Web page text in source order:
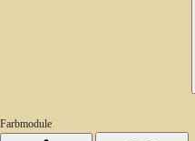
Farbmodule